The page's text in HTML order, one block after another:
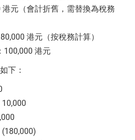
港元（會計折舊，需替換為稅務
港元（按稅務計算）
100,000 港元
下：